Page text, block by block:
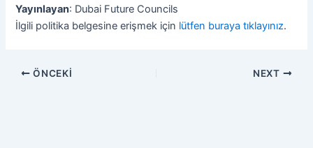
Yayınlayan: Dubai Future Councils
İlgili politika belgesine erişmek için lütfen buraya tıklayınız.
ÖNCEKI NEXT